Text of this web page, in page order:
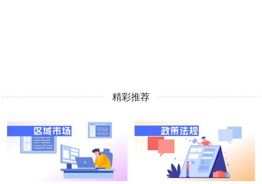
精彩推荐